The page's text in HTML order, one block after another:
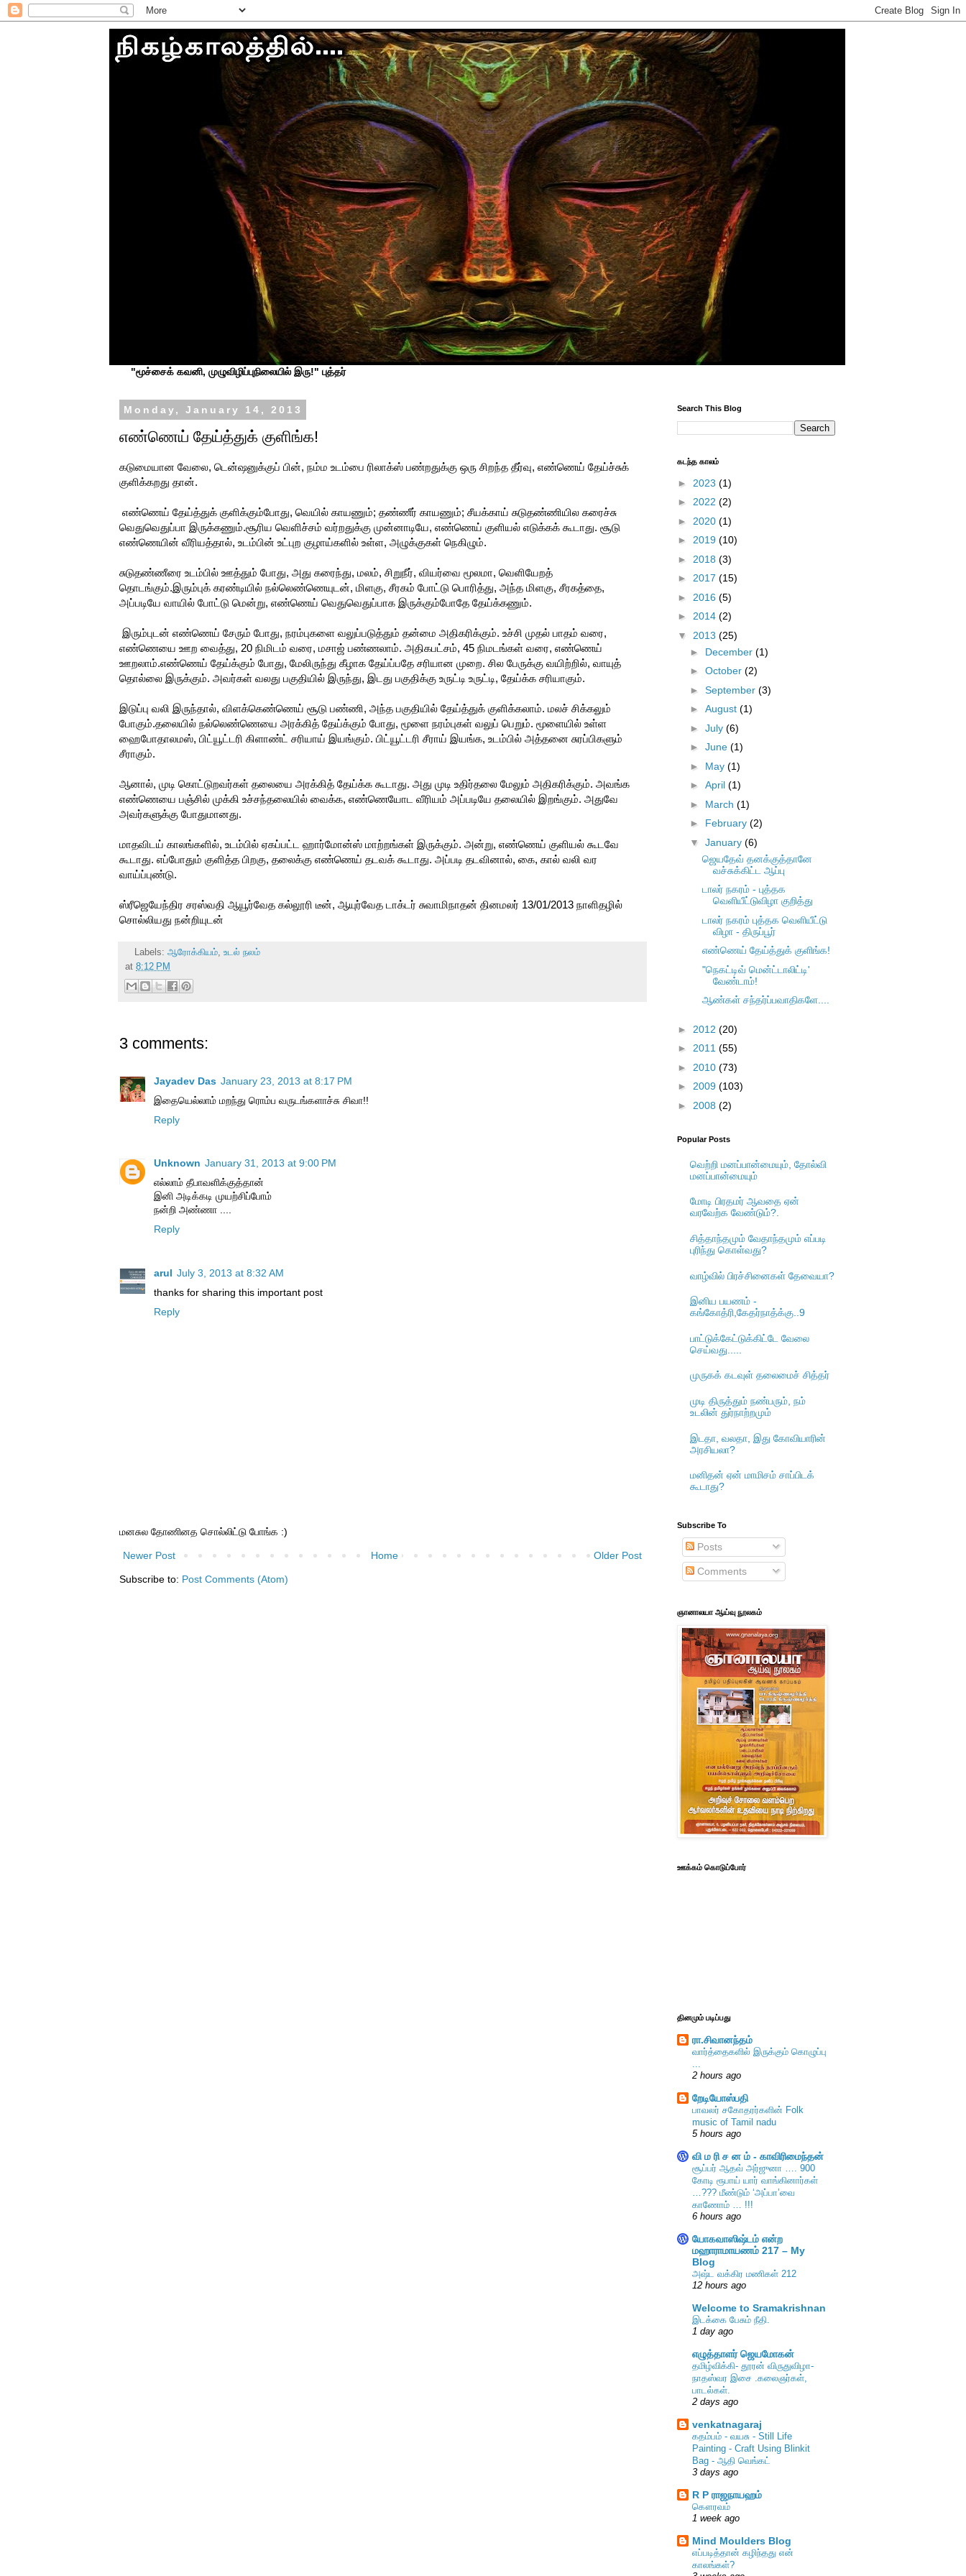
"மூச்சைக் கவனி, முழுவிழிப்புநிலையில் இரு!" புத்தர்
Monday, January 14, 2013
எண்ணெய் தேய்த்துக் குளிங்க!
கடுமையான வேலை, டென்ஷனுக்குப் பின், நம்ம உடம்பை ரிலாக்ஸ் பண்றதுக்கு ஒரு சிறந்த தீர்வு, எண்ணெய் தேய்ச்சுக்
குளிக்கறது தான்.
எண்ணெய் தேய்த்துக் குளிக்கும்போது, வெயில் காயணும்; தண்ணீர் காயணும்; சீயக்காய் சுடுதண்ணியில கரைச்சு
வெதுவெதுப்பா இருக்கணும்.சூரிய வெளிச்சம் வர்றதுக்கு முன்னாடியே, எண்ணெய் குளியல் எடுக்கக் கூடாது. சூடு
எண்ணெயின் வீரியத்தால், உடம்பின் உட்புற குழாய்களில் உள்ள, அழுக்குகள் நெகிழும்.
சுடுதண்ணீரை உடம்பில் ஊத்தும் போது, அது கரைந்து, மலம், சிறுநீர், வியர்வை மூலமா, வெளியேறத்
தொடங்கும்.இரும்புக் கரண்டியில் நல்லெண்ணெயுடன், மிளகு, சீரகம் போட்டு பொரித்து, அந்த மிளகு, சீரகத்தை,
அப்படியே வாயில் போட்டு மென்று, எண்ணெய் வெதுவெதுப்பாக இருக்கும்போதே தேய்க்கணும்.
இரும்புடன் எண்ணெய் சேரும் போது, நரம்புகளை வலுப்படுத்தும் தன்மை அதிகரிக்கும். உச்சி முதல் பாதம் வரை,
எண்ணெயை ஊற வைத்து, 20 நிமிடம் வரை, மசாஜ் பண்ணலாம். அதிகபட்சம், 45 நிமடங்கள் வரை, எண்ணெய்
ஊறலாம்.எண்ணெய் தேய்க்கும் போது, மேலிருந்து கீழாக தேய்ப்பதே சரியான முறை. சில பேருக்கு வயிற்றில், வாயுத்
தொல்லை இருக்கும். அவர்கள் வலது பகுதியில் இருந்து, இடது பகுதிக்கு உருட்டி உருட்டி, தேய்க்க சரியாகும்.
இடுப்பு வலி இருந்தால், விளக்கெண்ணெய் சூடு பண்ணி, அந்த பகுதியில் தேய்த்துக் குளிக்கலாம். மலச் சிக்கலும்
போகும்.தலையில் நல்லெண்ணெயை அரக்கித் தேய்க்கும் போது, மூளை நரம்புகள் வலுப் பெறும். மூளையில் உள்ள
ஹைபோதாலமஸ், பிட்யூட்டரி கிளாண்ட் சரியாய் இயங்கும். பிட்யூட்டரி சீராய் இயங்க, உடம்பில் அத்தனை சுரப்பிகளும்
சீராகும்.
ஆனால், முடி கொட்டுறவர்கள் தலையை அரக்கித் தேய்க்க கூடாது. அது முடி உதிர்தலை மேலும் அதிகரிக்கும். அவங்க
எண்ணெயை பஞ்சில் முக்கி உச்சந்தலையில் வைக்க, எண்ணெயோட வீரியம் அப்படியே தலையில் இறங்கும். அதுவே
அவர்களுக்கு போதுமானது.
மாதவிடய் காலங்களில், உடம்பில் ஏகப்பட்ட ஹார்மோன்ஸ் மாற்றங்கள் இருக்கும். அன்று, எண்ணெய் குளியல் கூடவே
கூடாது. எப்போதும் குளித்த பிறகு, தலைக்கு எண்ணெய் தடவக் கூடாது. அப்படி தடவினால், கை, கால் வலி வர
வாய்ப்புண்டு.
ஸ்ரீஜெயேந்திர சரஸ்வதி ஆயூர்வேத கல்லூரி டீன், ஆயுர்வேத டாக்டர் சுவாமிநாதன் தினமலர் 13/01/2013 நாளிதழில்
சொல்லியது நன்றியுடன்
Labels: ஆரோக்கியம், உடல் நலம்
at 8:12 PM
3 comments:
Jayadev Das January 23, 2013 at 8:17 PM
இதையெல்லாம் மறந்து ரொம்ப வருடங்களாச்சு சிவா!!
Reply
Unknown January 31, 2013 at 9:00 PM
எல்லாம் தீபாவளிக்குத்தான்
இனி அடிக்கடி முயற்சிப்போம்
நன்றி அண்ணா ....
Reply
arul July 3, 2013 at 8:32 AM
thanks for sharing this important post
Reply
மனசுல தோணினத சொல்லிட்டு போங்க :)
Newer Post Older Post
Home
Subscribe to: Post Comments (Atom)
Search This Blog
கடந்த காலம்
► 2023 (1)
► 2022 (2)
► 2020 (1)
► 2019 (10)
► 2018 (3)
► 2017 (15)
► 2016 (5)
► 2014 (2)
▼ 2013 (25)
► December (1)
► October (2)
► September (3)
► August (1)
► July (6)
► June (1)
► May (1)
► April (1)
► March (1)
► February (2)
▼ January (6)
ஜெயதேவ் தனக்குத்தானே
வச்சுக்கிட்ட ஆப்பு
டாலர் நகரம் - புத்தக
வெளியீட்டுவிழா குறித்து
டாலர் நகரம் புத்தக வெளியீட்டு
விழா - திருப்பூர்
எண்ணெய் தேய்த்துக் குளிங்க!
"நெகட்டிவ் மென்ட்டாலிட்டி'
வேண்டாம்!
ஆண்கள் சந்தர்ப்பவாதிகளே....
► 2012 (20)
► 2011 (55)
► 2010 (73)
► 2009 (103)
► 2008 (2)
Popular Posts
வெற்றி மனப்பான்மையும், தோல்வி
மனப்பான்மையும்
மோடி பிரதமர் ஆவதை ஏன்
வரவேற்க வேண்டும்?.
சித்தாந்தமும் வேதாந்தமும் எப்படி
புரிந்து கொள்வது?
வாழ்வில் பிரச்சினைகள் தேவையா?
இனிய பயணம் -
கங்கோத்ரி,கேதர்நாத்க்கு..9
பாட்டுக்கேட்டுக்கிட்டே வேலை
செய்வது.....
முருகக் கடவுள் தலைமைச் சித்தர்
முடி திருத்தும் நண்பரும், நம்
உடலின் துர்நாற்றமும்
இடதா, வலதா, இது கோவியாரின்
அரசியலா?
மனிதன் ஏன் மாமிசம் சாப்பிடக்
கூடாது?
Subscribe To
Posts
Comments
ஞானாலயா ஆய்வு நூலகம்
ஊக்கம் கொடுப்போர்
தினமும் படிப்பது
ரா.சிவானந்தம்
வார்த்தைகளில் இருக்கும் கொழுப்பு
...
2 hours ago
றேடியோஸ்பதி
பாவலர் சகோதரர்களின் Folk
music of Tamil nadu
5 hours ago
வி ம ரி ச ன ம் - காவிரிமைந்தன்
சூப்பர் ஆதவ் அர்ஜுனா …. 900
கோடி ரூபாய் யார் வாங்கினார்கள்
…??? மீண்டும் ‘அப்பா’வை
காணோம் … !!!
6 hours ago
யோகவாஸிஷ்டம் என்ற
மஹாராமாயணம் 217 – My
Blog
அஷ்ட வக்கிர மணிகள் 212
12 hours ago
Welcome to Sramakrishnan
இடக்கை பேசும் நீதி.
1 day ago
எழுத்தாளர் ஜெயமோகன்
தமிழ்விக்கி- தூரன் விருதுவிழா-
நாதஸ்வர இசை .கலைஞர்கள்,
பாடல்கள்.
2 days ago
venkatnagaraj
கதம்பம் - வயசு - Still Life
Painting - Craft Using Blinkit
Bag - ஆதி வெங்கட்
3 days ago
R P ராஜநாயஹம்
கௌரவம்
1 week ago
Mind Moulders Blog
எப்படித்தான் கழிந்தது என்
காலங்கள்?